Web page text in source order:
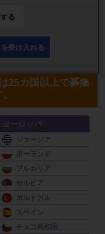
療チームにお尋ねく
25カ国以上で募集
ヨーロッパ
ジョージア
ポーランド
ブルガリア
セルビア
ポルトガル
スペイン
チェコ共和国
る
受け入れる